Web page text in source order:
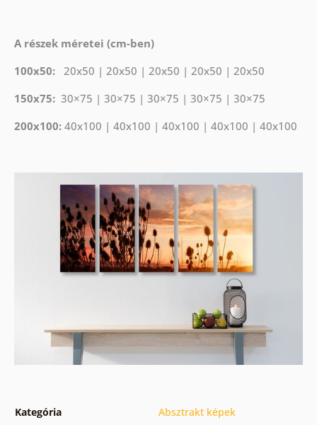
A részek méretei (cm-ben)
100x50: 20x50 | 20x50 | 20x50 | 20x50 | 20x50
150x75: 30×75 | 30×75 | 30×75 | 30×75 | 30×75
200x100: 40x100 | 40x100 | 40x100 | 40x100 | 40x100
Kategória Absztrakt képek